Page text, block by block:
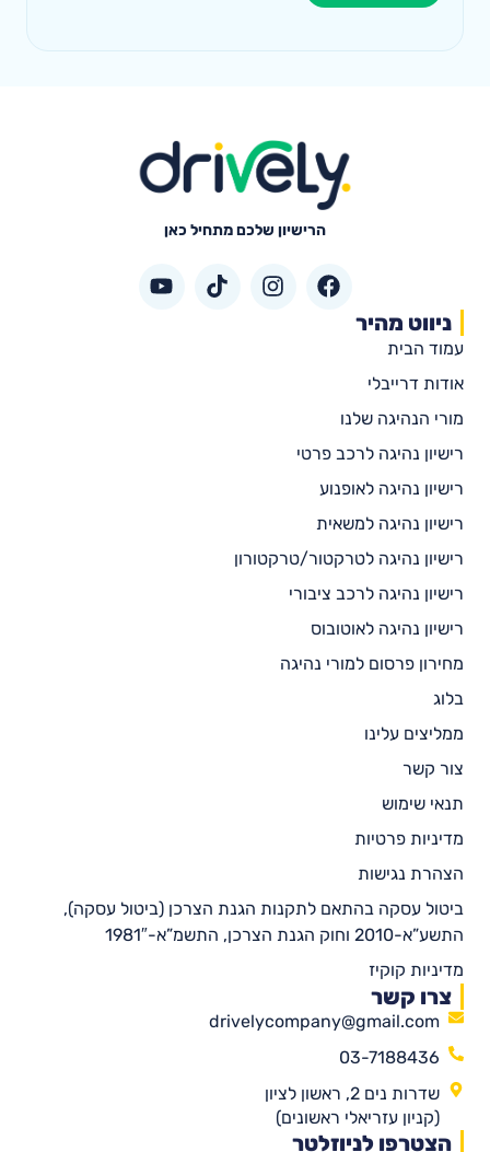
הרישיון שלכם מתחיל כאן
ניווט מהיר
עמוד הבית
אודות דרייבלי
מורי הנהיגה שלנו
רישיון נהיגה לרכב פרטי
רישיון נהיגה לאופנוע
רישיון נהיגה למשאית
רישיון נהיגה לטרקטור/טרקטורון
רישיון נהיגה לרכב ציבורי
רישיון נהיגה לאוטובוס
מחירון פרסום למורי נהיגה
בלוג
ממליצים עלינו
צור קשר
תנאי שימוש
מדיניות פרטיות
הצהרת נגישות
ביטול עסקה בהתאם לתקנות הגנת הצרכן (ביטול עסקה),
התשע”א-2010 וחוק הגנת הצרכן, התשמ”א-1981″
מדיניות קוקיז
צרו קשר
drivelycompany@gmail.com
03-7188436
שדרות נים 2, ראשון לציון
(קניון עזריאלי ראשונים)
הצטרפו לניוזלטר